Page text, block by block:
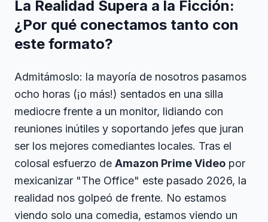
La Realidad Supera a la Ficción:
¿Por qué conectamos tanto con
este formato?
Admitámoslo: la mayoría de nosotros pasamos
ocho horas (¡o más!) sentados en una silla
mediocre frente a un monitor, lidiando con
reuniones inútiles y soportando jefes que juran
ser los mejores comediantes locales. Tras el
colosal esfuerzo de Amazon Prime Video por
mexicanizar "The Office" este pasado 2026, la
realidad nos golpeó de frente. No estamos
viendo solo una comedia, estamos viendo un